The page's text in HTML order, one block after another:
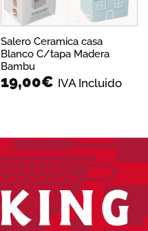
Salero Ceramica casa
Blanco C/tapa Madera
Bambu
19,00€ IVA Incluido